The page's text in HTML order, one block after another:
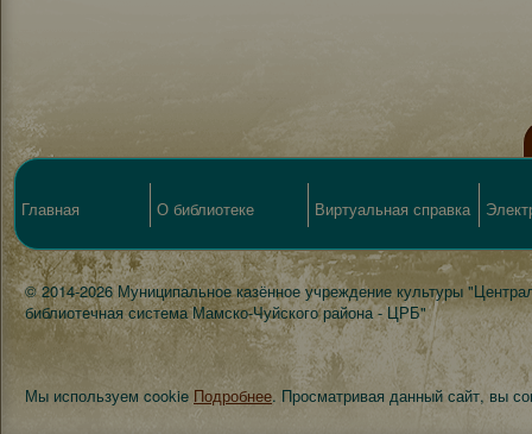
Главная О библиотеке Виртуальная справка
© 2014-2026 Муниципальное казённое учреждение культуры
библиотечная система Мамско-Чуйского района - ЦРБ"
Мы используем cookie Подробнее. Просматривая данный сайт, вы